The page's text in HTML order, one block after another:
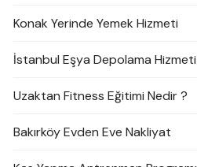
Konak Yerinde Yemek Hizmeti
İstanbul Eşya Depolama Hizmeti
Uzaktan Fitness Eğitimi Nedir ?
Bakırköy Evden Eve Nakliyat